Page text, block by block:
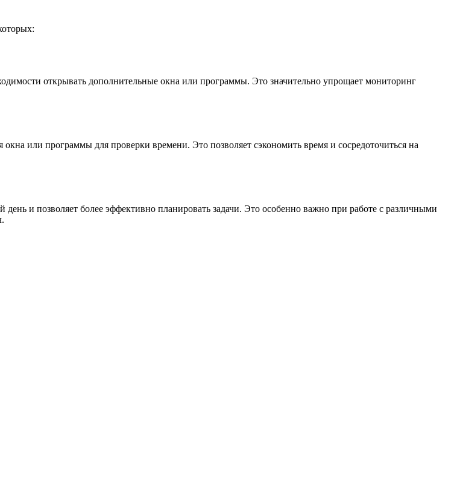
открывать дополнительные окна или программы. Это значительно упрощает мониторинг
или программы для проверки времени. Это позволяет сэкономить время и сосредоточиться на
и позволяет более эффективно планировать задачи. Это особенно важно при работе с различными